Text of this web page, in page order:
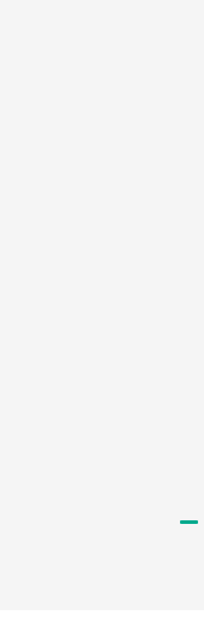
năng lượng
bạn sẽ được
giúp tóc trở